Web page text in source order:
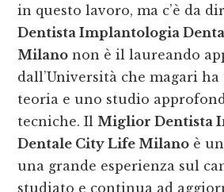
in questo lavoro, ma c’è da
Dentista Implantologia
Milano non è il laureando
dall’Università che magari
teoria e uno studio
tecniche. Il Miglior Dentista
Dentale City Life Milano è
una grande esperienza sul
studiato e continua ad